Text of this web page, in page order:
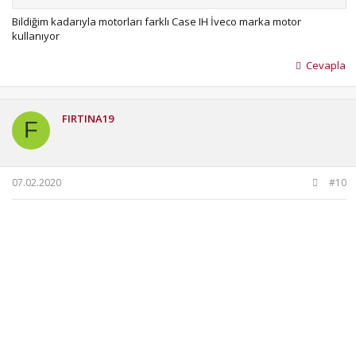
Bildiğim kadarıyla motorları farklı Case IH İveco marka motor
kullanıyor
Cevapla
F FIRTINA19
07.02.2020 #10